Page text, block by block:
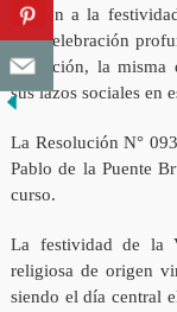
Nación a la
una celebración
población, la misma
sus lazos sociales en
La Resolución N°
Pablo de la Puente
curso.
La festividad de la
religiosa de origen
siendo el día central